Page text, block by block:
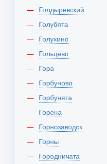
Голдыревский
Голубята
Голухино
Гольцево
Гора
Горбуново
Горбунята
Горена
Горнозаводск
Горны
Городничата